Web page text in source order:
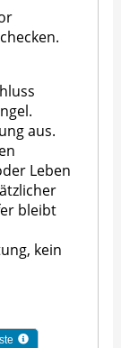
aus.
Leben
bleibt
kein